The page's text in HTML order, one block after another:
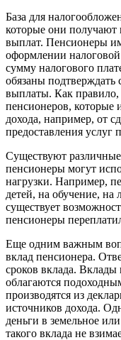
База для
которые они получают
выплат. Пенсионеры
оформлении
сумму налогового
обязаны
выплаты. Как правило,
пенсионеров, которые
дохода, например, от
предоставления услуг
Существуют
пенсионеры могут
нагрузки. Например,
детей, на обучение, на
существует
пенсионеры
Еще одним важным
вклад пенсионера.
сроков вклада.
облагаются
производятся из
источников дохода.
деньги в земельное
такого вклада не